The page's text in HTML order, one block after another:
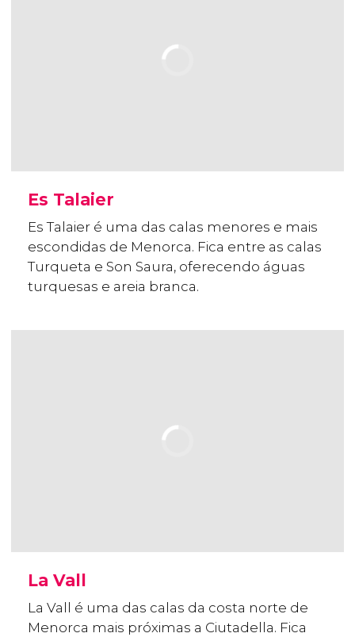
Es Talaier
Es Talaier é uma das calas menores e mais
escondidas de Menorca. Fica entre as calas
Turqueta e Son Saura, oferecendo águas
turquesas e areia branca.
La Vall
La Vall é uma das calas da costa norte de
Menorca mais próximas a Ciutadella. Fica